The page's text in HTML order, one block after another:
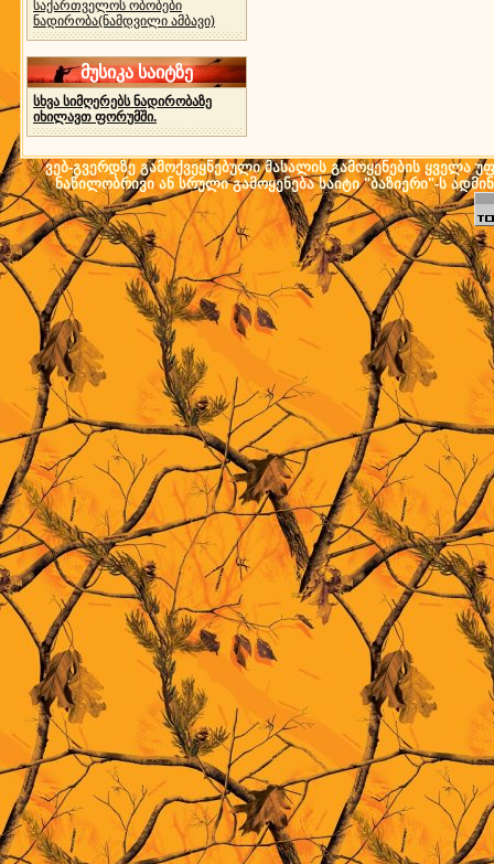
საქართველოს ობობები
ნადირობა(ნამდვილი ამბავი)
მუსიკა საიტზე
სხვა სიმღერებს ნადირობაზე
იხილავთ ფორუმში.
ვებ-გვერდზე გამოქვეყნებული მასალის გამოყენების ყველა
ნაწილობრივი ან სრული გამოყენება საიტი "ბაზიერი"-ს